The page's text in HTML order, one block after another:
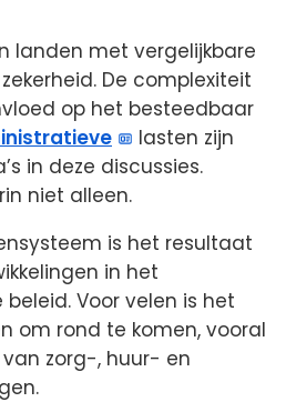
landen met vergelijkbare
De complexiteit
op het besteedbaar
lasten zijn
in deze discussies.
niet alleen.
is het resultaat
in het
Voor velen is het
om rond te komen, vooral
zorg-, huur- en